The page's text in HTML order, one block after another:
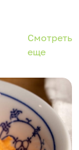
Смотреть
еще